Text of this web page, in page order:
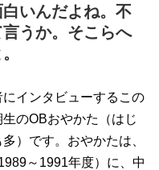
いんだよね。不
うか。そこらへ
インタビューするこの
のOBおやかた（はじ
）です。おやかたは、
～1991年度）に、中